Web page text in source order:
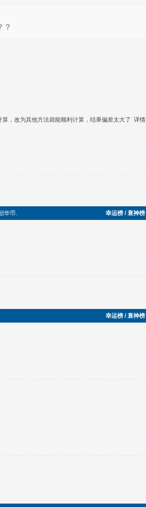
？
，改为其他方法就能顺利计算，结果偏差太大了 详情
华币. 幸运榜 / 衰神榜
幸运榜 / 衰神榜